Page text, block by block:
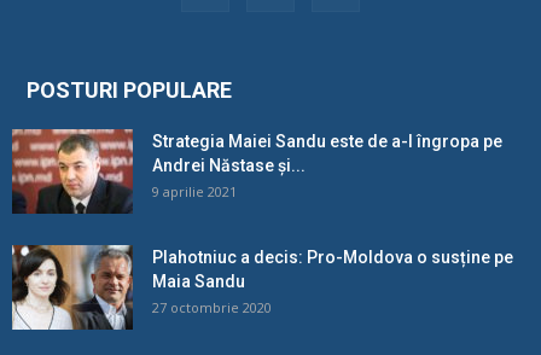
POSTURI POPULARE
Strategia Maiei Sandu este de a-l îngropa pe
Andrei Năstase și...
9 aprilie 2021
Plahotniuc a decis: Pro-Moldova o susține pe
Maia Sandu
27 octombrie 2020